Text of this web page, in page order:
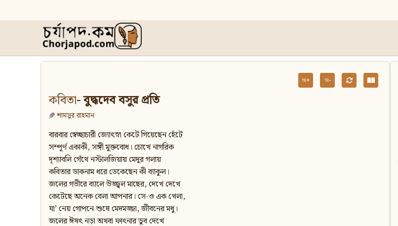
অ+ অ-
কবিতা- বুদ্ধদেব বসুর প্রতি
শামসুর রাহমান
বারবার স্বেচ্ছাচারী জ্যোৎস্না কেটে গিয়েছেন হেঁটে
সম্পূর্ণ একাকী, সঙ্গী মুক্তবোধ। চোখে নাগরিক
দৃশ্যাবলি গেঁথে নস্টালজিয়ায় মেদুর গলায়
কবিতার ডাকনাম ধরে ডেকেছেন কী ব্যাকুল।
জলের গভীরে ব্যালে উজ্জ্বল মাছের, দেখে দেখে
কেটেছে অনেক বেলা আপনার। সে-ও এক খেলা,
যা’ নেয় গোপনে শুষে মেদমজ্জা, জীবনের মধু।
জলের ঈষৎ নড়া অথবা ফাৎনার ডুব দেখে